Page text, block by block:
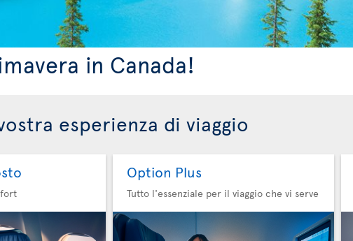
in Canada!
esperienza di viaggio
Option Plus
Tutto l'essenziale per il viaggio che vi serve